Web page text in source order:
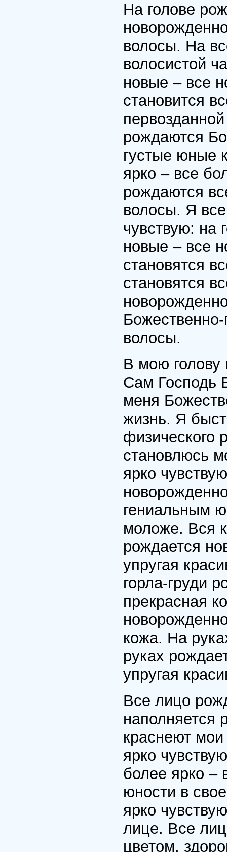
На голове
волосы. На
волосистой
новые – все
становится
рождаются
густые юные
ярко – все
рождаются
волосы. Я
чувствую: на
новые – все
становятся
становятся
волосы.
В мою голову
Сам Господь
меня
жизнь. Я
физического
становлюсь
ярко
гениальным
моложе. Вся
рождается
упругая
горла-груди
прекрасная
кожа. На
руках
упругая
Все лицо
наполняется
краснеют
ярко
более ярко –
юности в
ярко
лице. Все
цветом,